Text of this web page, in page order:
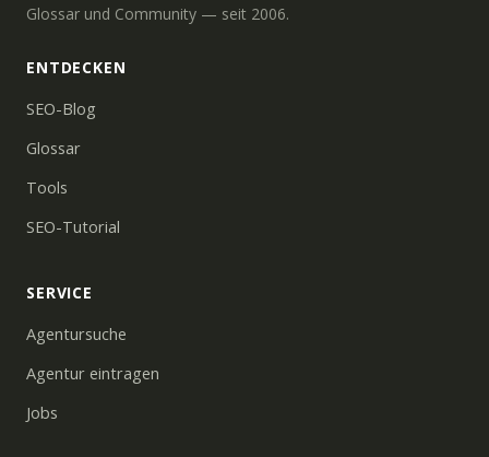
Glossar und Community — seit 2006.
ENTDECKEN
SEO-Blog
Glossar
Tools
SEO-Tutorial
SERVICE
Agentursuche
Agentur eintragen
Jobs